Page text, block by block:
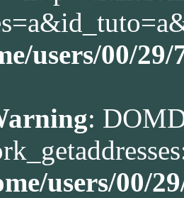
users/00/
:
users/00/